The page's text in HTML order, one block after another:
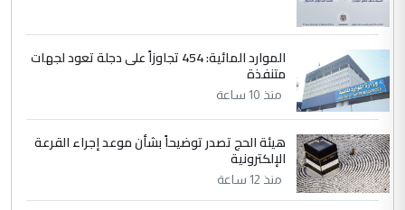
الموارد المائية: 454 تجاوزاً على دجلة تعود لجهات
متنفذة
منذ 10 ساعة
هيئة الحج تصدر توضيحاً بشأن موعد إجراء القرعة
الإلكترونية
منذ 12 ساعة